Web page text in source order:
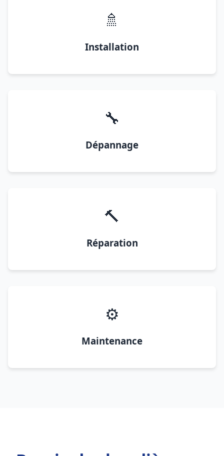
🚿
Installation
🔧
Dépannage
🔨
Réparation
⚙️
Maintenance